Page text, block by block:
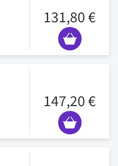
131,80 €
147,20 €